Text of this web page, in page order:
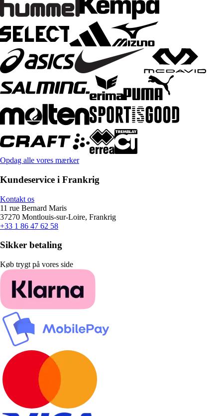
Opdag alle vores mærker
Kundeservice i Frankrig
Kontakt os
11 rue Bernard Maris
37270 Montlouis-sur-Loire, Frankrig
+33 1 86 47 62 58
Sikker betaling
Køb trygt på vores side